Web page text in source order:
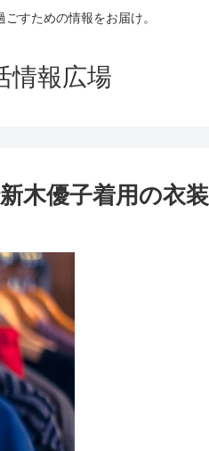
ごすための情報をお届け。
情報広場
木優子着用の衣装